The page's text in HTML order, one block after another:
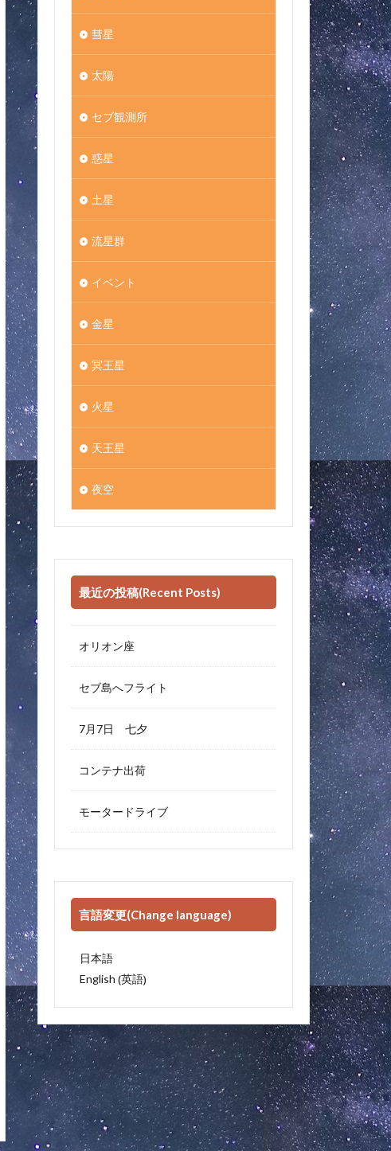
彗星
太陽
セブ観測所
惑星
土星
流星群
イベント
金星
冥王星
火星
天王星
夜空
最近の投稿(Recent Posts)
オリオン座
セブ島へフライト
7月7日 七夕
コンテナ出荷
モータードライブ
言語変更(Change language)
日本語
English (英語)